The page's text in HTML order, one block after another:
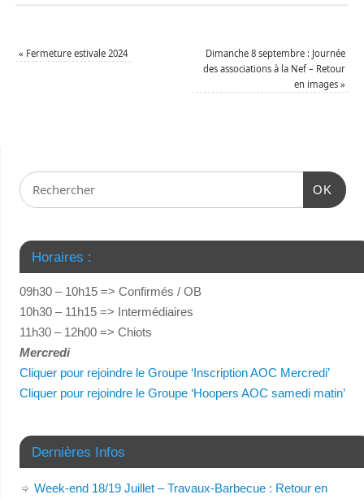
« Fermeture estivale 2024
Dimanche 8 septembre : Journée
des associations à la Nef – Retour
en images»
OK
Horaires :
09h30 – 10h15 => Confirmés / OB
10h30 – 11h15 => Intermédiaires
11h30 – 12h00 => Chiots
Mercredi
Cliquer pour rejoindre le Groupe ‘Inscription AOC Mercredi’
Cliquer pour rejoindre le Groupe ‘Hoopers AOC samedi matin’
Dernières Infos
Week-end 18/19 Juillet – Travaux-Barbecue : Retour en